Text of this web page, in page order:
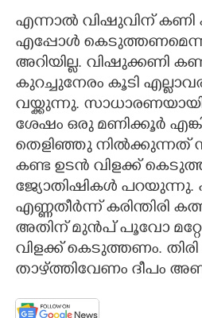
എന്നാൽ വിഷുവിന് കണി
എപ്പോൾ
അറിയില്ല. വിഷുക്കണി
കുറച്ചുനേരം കൂടി
വയ്ക്കുന്നു.
ശേഷം ഒരു മണിക്കൂർ
തെളിഞ്ഞു നിൽക്കുന്നത്
കണ്ട ഉടൻ വിളക്ക്
ജ്യോതിഷികൾ പറയുന്നു.
എണ്ണതീർന്ന് കരിന്തിരി
അതിന് മുൻപ് പൂവോ
വിളക്ക് കെടുത്തണം.
താഴ്ത്തിവേണം ദീപം